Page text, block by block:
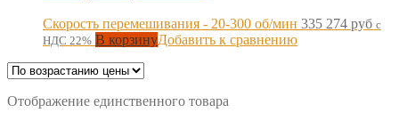
Скорость перемешивания - 20-300 об/мин 335 274 руб с
НДС 22% В корзинуДобавить к сравнению
Отображение единственного товара